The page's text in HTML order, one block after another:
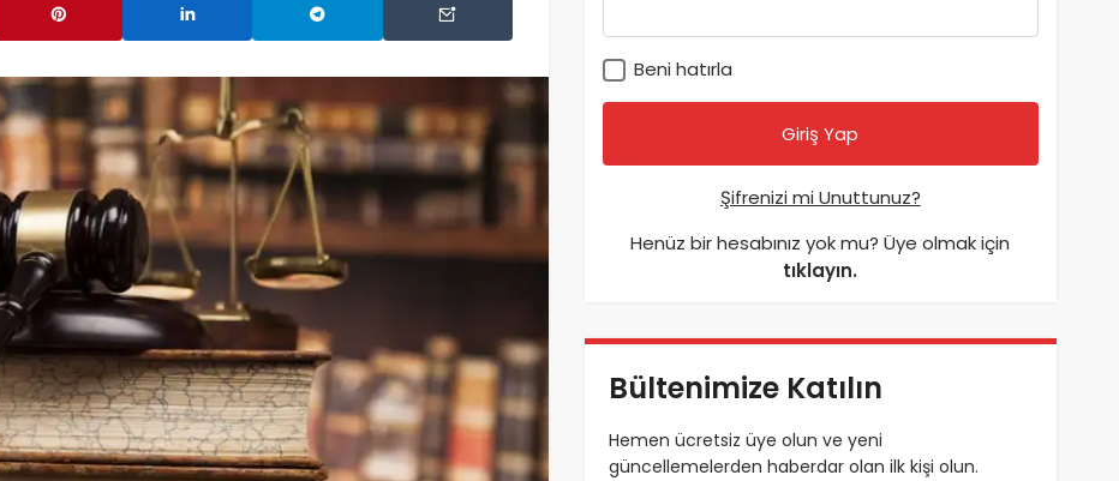
Beni hatırla
Şifrenizi mi Unuttunuz?
Henüz bir hesabınız yok mu? Üye olmak için
tıklayın.
Bültenimize Katılın
Hemen ücretsiz üye olun ve yeni
güncellemelerden haberdar olan ilk kişi olun.